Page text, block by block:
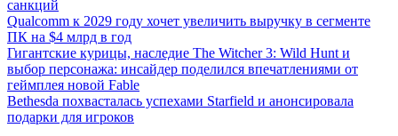
санкций
Qualcomm к 2029 году хочет увеличить выручку в сегменте
ПК на $4 млрд в год
Гигантские курицы, наследие The Witcher 3: Wild Hunt и
выбор персонажа: инсайдер поделился впечатлениями от
геймплея новой Fable
Bethesda похвасталась успехами Starfield и анонсировала
подарки для игроков